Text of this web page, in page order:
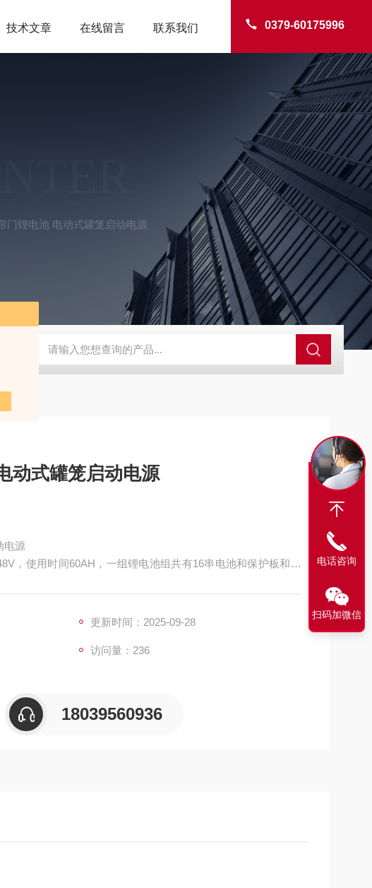
0379-60175996
技术文章 在线留言 联系我们
门锂电池 电动式罐笼启动电源
矿用本安型行程开关KHXC24 井下机电设备 便携式移动液压系统总成 提升机
笼罐帘门锂电池 电动式罐笼启动电源
启动电源
，使用时间60AH，一组锂电池组共有16串电池和保护板和电
更新时间：2025-09-28
访问量：236
18039560936
电话咨询
扫码加微信